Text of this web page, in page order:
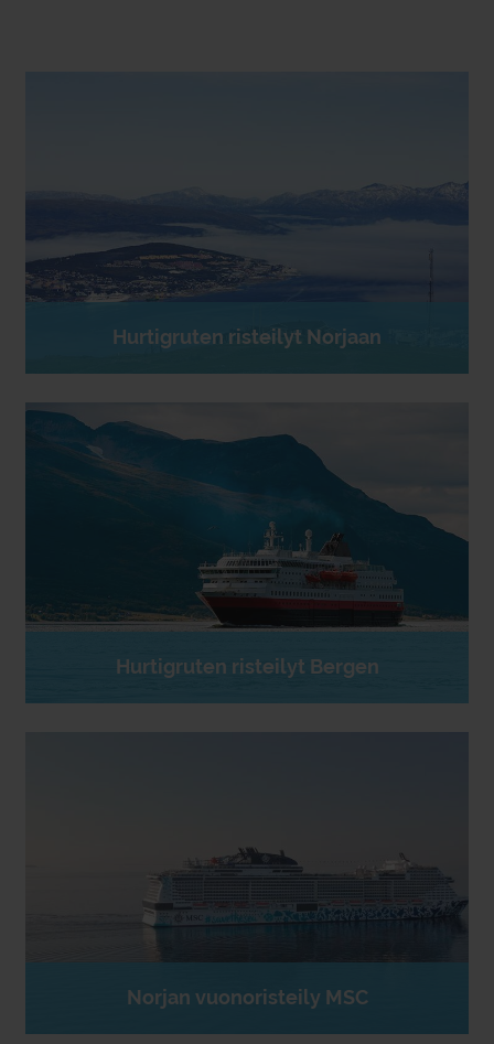
Hurtigruten risteilyt Norjaan
Hurtigruten risteilyt Bergen
Norjan vuonoristeily MSC